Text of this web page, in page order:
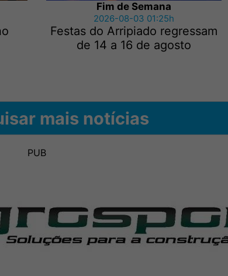
Fim de Semana
2026-08-03 01:25h
Festas do Arripiado regressam
de 14 a 16 de agosto
mais notícias
PUB